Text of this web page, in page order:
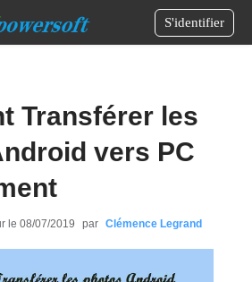
S'identifier
Transférer les
vers PC
le 08/07/2019 par Clémence Legrand